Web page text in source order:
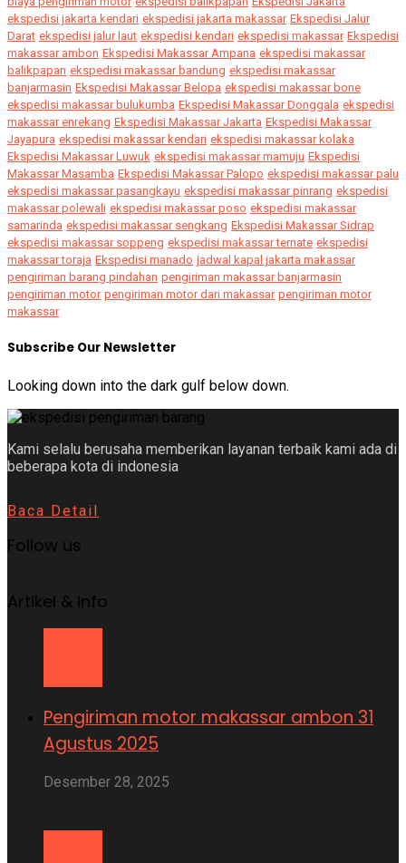
ekspedisi jakarta kendari ekspedisi jakarta makassar Ekspedisi Jalur
Darat ekspedisi jalur laut ekspedisi kendari ekspedisi makassar Ekspedisi
makassar ambon Ekspedisi Makassar Ampana ekspedisi makassar
balikpapan ekspedisi makassar bandung ekspedisi makassar
banjarmasin Ekspedisi Makassar Belopa ekspedisi makassar bone
ekspedisi makassar bulukumba Ekspedisi Makassar Donggala ekspedisi
makassar enrekang Ekspedisi Makassar Jakarta Ekspedisi Makassar
Jayapura ekspedisi makassar kendari ekspedisi makassar kolaka
Ekspedisi Makassar Luwuk ekspedisi makassar mamuju Ekspedisi
Makassar Masamba Ekspedisi Makassar Palopo ekspedisi makassar palu
ekspedisi makassar pasangkayu ekspedisi makassar pinrang ekspedisi
makassar polewali ekspedisi makassar poso ekspedisi makassar
samarinda ekspedisi makassar sengkang Ekspedisi Makassar Sidrap
ekspedisi makassar soppeng ekspedisi makassar ternate ekspedisi
makassar toraja Ekspedisi manado jadwal kapal jakarta makassar
pengiriman barang pindahan pengiriman makassar banjarmasin
pengiriman motor pengiriman motor dari makassar pengiriman motor
makassar
Subscribe Our Newsletter
Looking down into the dark gulf below down.
Kami selalu berusaha memberikan layanan terbaik kami ada di
beberapa kota di indonesia
Baca Detail
Follow us
Artikel & Info
Pengiriman motor makassar ambon 31
Agustus 2025
Desember 28, 2025